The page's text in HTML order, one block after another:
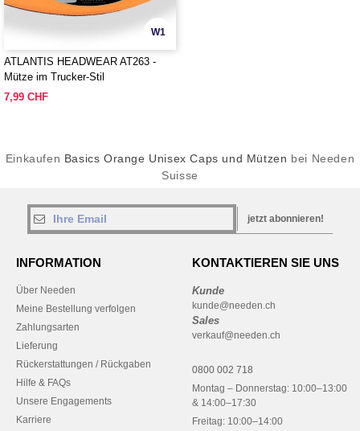
W1
ATLANTIS HEADWEAR AT263 -
Mütze im Trucker-Stil
7,99 CHF
Einkaufen Basics Orange Unisex Caps und Mützen bei Needen
Suisse
jetzt abonnieren!
INFORMATION
Über Needen
Meine Bestellung verfolgen
Zahlungsarten
Lieferung
Rückerstattungen / Rückgaben
Hilfe & FAQs
Unsere Engagements
Karriere
KONTAKTIEREN SIE UNS
Kunde
kunde@needen.ch
Sales
verkauf@needen.ch
0800 002 718
Montag – Donnerstag: 10:00–13:00
& 14:00–17:30
Freitag: 10:00–14:00